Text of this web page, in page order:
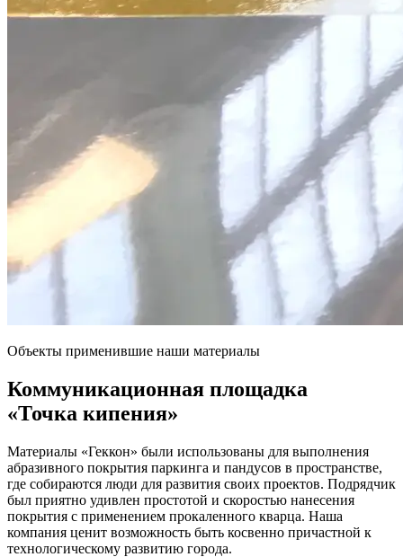
Объекты применившие наши материалы
Коммуникационная площадка
«Точка кипения»
Материалы «Геккон» были использованы для выполнения
абразивного покрытия паркинга и пандусов в пространстве,
где собираются люди для развития своих проектов. Подрядчик
был приятно удивлен простотой и скоростью нанесения
покрытия с применением прокаленного кварца. Наша
компания ценит возможность быть косвенно причастной к
технологическому развитию города.